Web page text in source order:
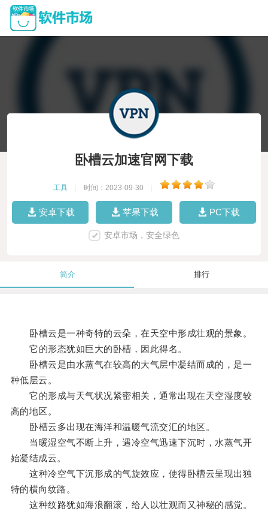
卧槽云加速官网下载
工具 时间：2023-09-30
安卓下载 苹果下载 PC下载
安卓市场，安全绿色
简介 排行
卧槽云是一种奇特的云朵，在天空中形成壮观的景象。
它的形态犹如巨大的卧槽，因此得名。
卧槽云是由水蒸气在较高的大气层中凝结而成的，是一
种低层云。
它的形成与天气状况紧密相关，通常出现在天空湿度较
高的地区。
卧槽云多出现在海洋和温暖气流交汇的地区。
当暖湿空气不断上升，遇冷空气迅速下沉时，水蒸气开
始凝结成云。
这种冷空气下沉形成的气旋效应，使得卧槽云呈现出独
特的横向纹路。
这种纹路犹如海浪翻滚，给人以壮观而又神秘的感觉。